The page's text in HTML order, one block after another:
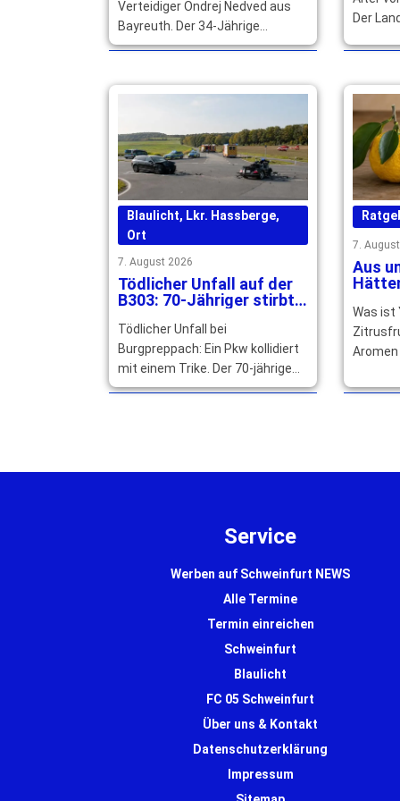
Verteidiger Ondrej Nedved aus
Bayreuth. Der 34-Jährige
unterschreibt beim ERV
zwei Spielzeiten. … mehr
Der
Blaulicht, Lkr. Hassberge,
Ort
7. August 2026
Tödlicher Unfall auf der
B303: 70-Jähriger stirbt
Tödlicher Unfall bei
Burgpreppach: Ein Pkw kollidiert
mit einem Trike. Der 70-jährige
Fahrer stirbt, sein 14-jähriger
7.
Aus
Was ist
Service
Werben auf Schweinfurt NEWS
Alle Termine
Termin einreichen
Schweinfurt
Blaulicht
FC 05 Schweinfurt
Über uns & Kontakt
Datenschutzerklärung
Impressum